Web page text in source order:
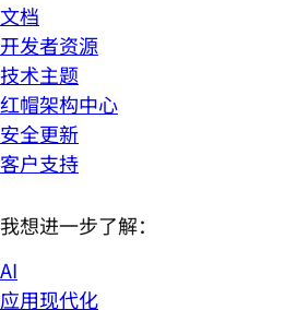
文档
开发者资源
技术主题
红帽架构中心
安全更新
客户支持
我想进一步了解：
AI
应用现代化